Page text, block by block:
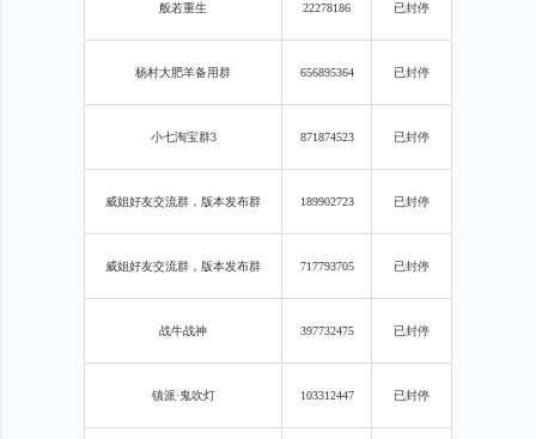
般若重生 22278186 已封停
杨村大肥羊备用群 656895364 已封停
小七淘宝群3 871874523 已封停
威姐好友交流群，版本发布群 189902723 已封停
威姐好友交流群，版本发布群 717793705 已封停
战牛战神 397732475 已封停
镇派·鬼吹灯 103312447 已封停